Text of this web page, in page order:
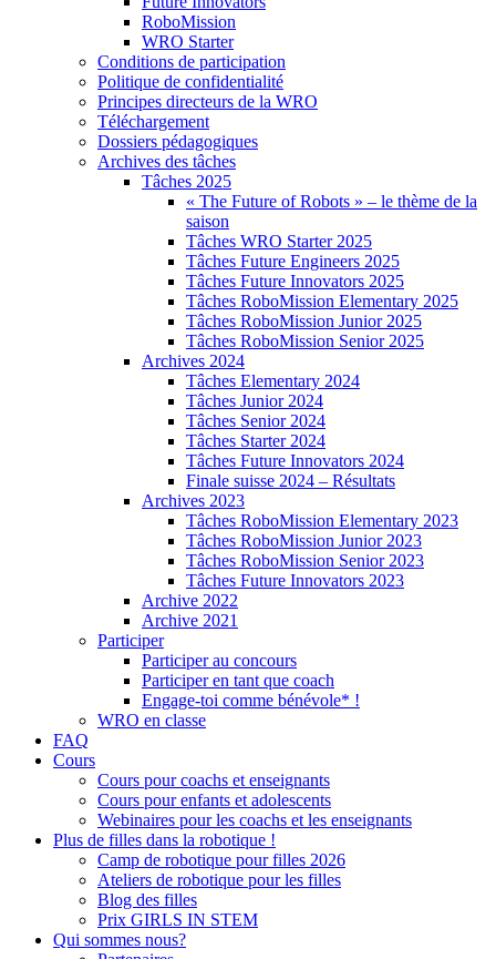
RoboMission
WRO Starter
Conditions de participation
Politique de confidentialité
Principes directeurs de la WRO
Téléchargement
Dossiers pédagogiques
Archives des tâches
Tâches 2025
« The Future of Robots » – le thème de la
saison
Tâches WRO Starter 2025
Tâches Future Engineers 2025
Tâches Future Innovators 2025
Tâches RoboMission Elementary 2025
Tâches RoboMission Junior 2025
Tâches RoboMission Senior 2025
Archives 2024
Tâches Elementary 2024
Tâches Junior 2024
Tâches Senior 2024
Tâches Starter 2024
Tâches Future Innovators 2024
Finale suisse 2024 – Résultats
Archives 2023
Tâches RoboMission Elementary 2023
Tâches RoboMission Junior 2023
Tâches RoboMission Senior 2023
Tâches Future Innovators 2023
Archive 2022
Archive 2021
Participer
Participer au concours
Participer en tant que coach
Engage-toi comme bénévole* !
WRO en classe
FAQ
Cours
Cours pour coachs et enseignants
Cours pour enfants et adolescents
Webinaires pour les coachs et les enseignants
Plus de filles dans la robotique !
Camp de robotique pour filles 2026
Ateliers de robotique pour les filles
Blog des filles
Prix GIRLS IN STEM
Qui sommes nous?